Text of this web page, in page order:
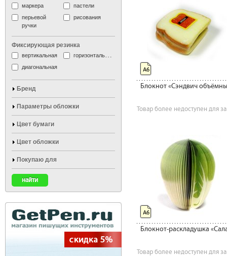
Блокнот «Сэндвич
Товар более недоступен для
А6
Блокнот-раскладушка
Товар более недоступен для
А6
маркера
пастели
перьевой
ручки
рисования
Фиксирующая резинка
вертикальная
горизонтальная
диагональная
Бренд
Параметры обложки
Цвет бумаги
Цвет обложки
Покупаю для